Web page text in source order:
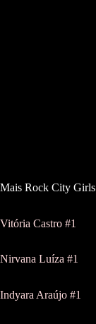
Mais Rock City Girls
Vitória Castro #1
Nirvana Luíza #1
Indyara Araújo #1